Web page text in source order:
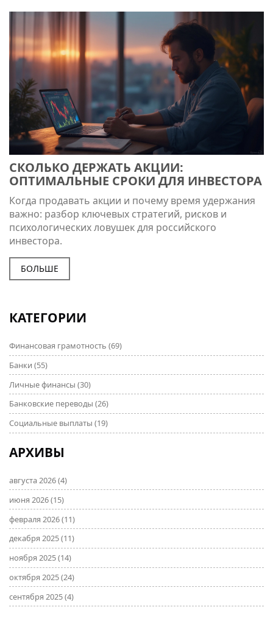
СКОЛЬКО ДЕРЖАТЬ АКЦИИ:
ОПТИМАЛЬНЫЕ СРОКИ ДЛЯ ИНВЕСТОРА
Когда продавать акции и почему время удержания
важно: разбор ключевых стратегий, рисков и
психологических ловушек для российского
инвестора.
БОЛЬШЕ
КАТЕГОРИИ
Финансовая грамотность (69)
Банки (55)
Личные финансы (30)
Банковские переводы (26)
Социальные выплаты (19)
АРХИВЫ
августа 2026(4)
июня 2026(15)
февраля 2026(11)
декабря 2025(11)
ноября 2025(14)
октября 2025(24)
сентября 2025(4)